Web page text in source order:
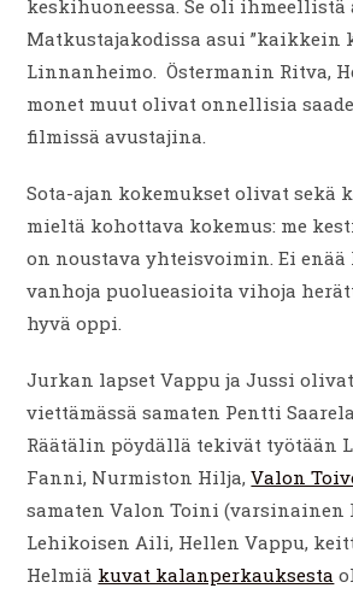
keskihuoneessa. Se oli ihmeellistä
Matkustajakodissa asui ”kaikkein
Linnanheimo. Östermanin Ritva,
monet muut olivat onnellisia
filmissä avustajina.
Sota-ajan kokemukset olivat sekä
mieltä kohottava kokemus: me
on noustava yhteisvoimin. Ei enää
vanhoja puolueasioita vihoja
hyvä oppi.
Jurkan lapset Vappu ja Jussi
viettämässä samaten Pentti
Räätälin pöydällä tekivät työtään
Fanni, Nurmiston Hilja,Valon
samaten Valon Toini (varsinainen
Lehikoisen Aili, Hellen Vappu,
Helmiä kuvat kalanperkauksesta